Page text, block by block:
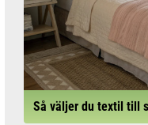
Så väljer du textil till